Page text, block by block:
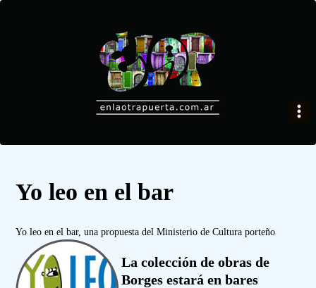
Yo leo en el bar
Yo leo en el bar, una propuesta del Ministerio de Cultura porteño
La colección de obras de
Borges estará en bares